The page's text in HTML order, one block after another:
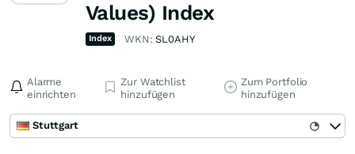
Values) Index
Index WKN:SL0AHY
Alarme
einrichten
Zur Watchlist
hinzufügen
Zum Portfolio
hinzufügen
Stuttgart